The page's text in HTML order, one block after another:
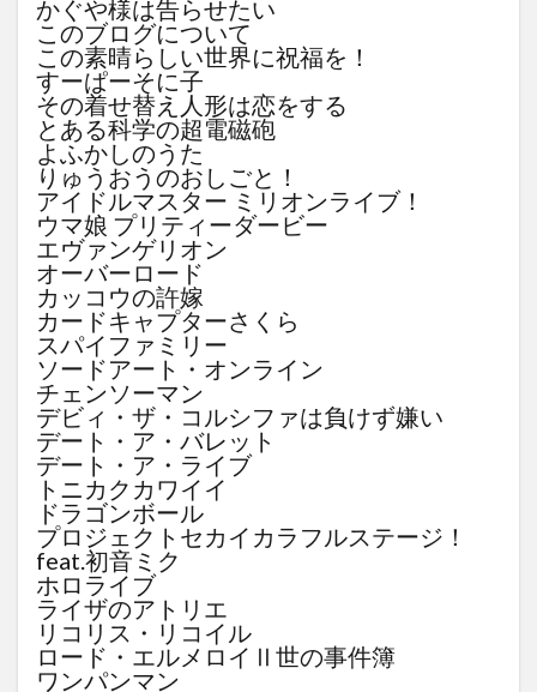
かぐや様は告らせたい
このブログについて
この素晴らしい世界に祝福を！
すーぱーそに子
その着せ替え人形は恋をする
とある科学の超電磁砲
よふかしのうた
りゅうおうのおしごと！
アイドルマスター ミリオンライブ！
ウマ娘 プリティーダービー
エヴァンゲリオン
オーバーロード
カッコウの許嫁
カードキャプターさくら
スパイファミリー
ソードアート・オンライン
チェンソーマン
デビィ・ザ・コルシファは負けず嫌い
デート・ア・バレット
デート・ア・ライブ
トニカクカワイイ
ドラゴンボール
プロジェクトセカイカラフルステージ！
feat.初音ミク
ホロライブ
ライザのアトリエ
リコリス・リコイル
ロード・エルメロイⅡ世の事件簿
ワンパンマン